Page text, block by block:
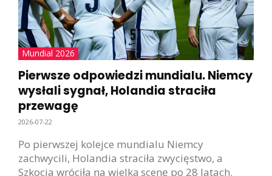
Mundial 2026
Pierwsze odpowiedzi mundialu. Niemcy
wysłali sygnał, Holandia straciła
przewagę
2026-07-22
Po pierwszej kolejce mundialu Niemcy
zachwycili, Holandia straciła zwycięstwo, a
Szkocja wróciła na wielką scenę po 28 latach.